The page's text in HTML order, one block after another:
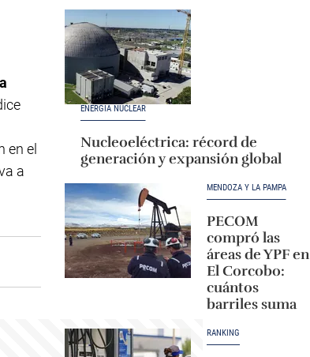
en el
a
ENERGÍA NUCLEAR
Nucleoeléctrica: récord de
generación y expansión global
MENDOZA Y LA PAMPA
PECOM
compró las
áreas de YPF en
El Corcobo:
cuántos
barriles suma
RANKING